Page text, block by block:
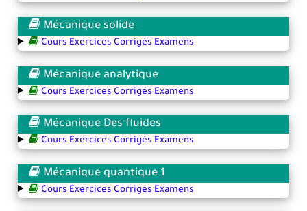
Mécanique solide
Cours Exercices Corrigés Examens
Mécanique analytique
Cours Exercices Corrigés Examens
Mécanique Des fluides
Cours Exercices Corrigés Examens
Mécanique quantique 1
Cours Exercices Corrigés Examens